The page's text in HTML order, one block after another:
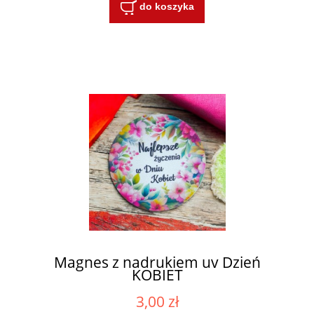
do koszyka
Magnes z nadrukiem uv Dzień
KOBIET
3,00 zł